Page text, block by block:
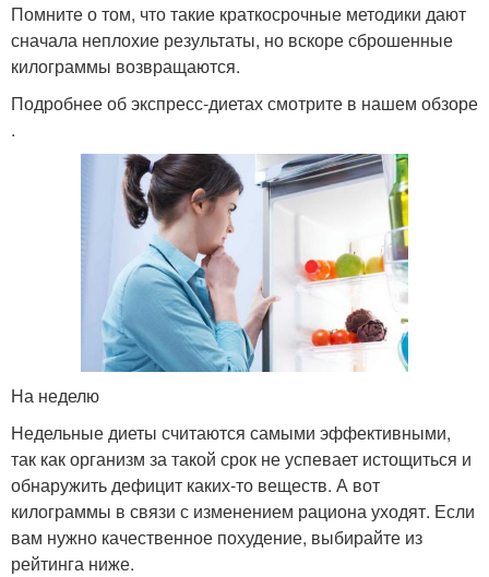
Помните о том, что такие краткосрочные методики дают
сначала неплохие результаты, но вскоре сброшенные
килограммы возвращаются.
Подробнее об экспресс-диетах смотрите в нашем обзоре
.
На неделю
Недельные диеты считаются самыми эффективными,
так как организм за такой срок не успевает истощиться и
обнаружить дефицит каких-то веществ. А вот
килограммы в связи с изменением рациона уходят. Если
вам нужно качественное похудение, выбирайте из
рейтинга ниже.